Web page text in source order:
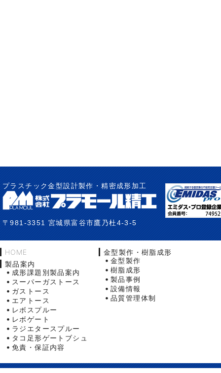
プラスチック金型設計製作・精密成形加工
〒981-3351 宮城県富谷市鷹乃杜4-3-5
HOME
製品案内
成形課題別製品案内
スーパーガストース
ガストース
エアトース
レボスプルー
レボゲート
ラジエタースプルー
タコ足形ゲートブシュ
免責・保証内容
金型製作・樹脂成形
金型製作
樹脂成形
製品事例
設備情報
品質管理体制